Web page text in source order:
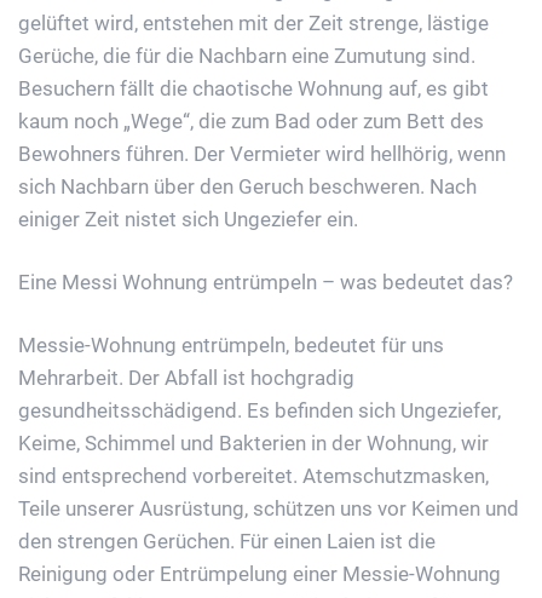
gelüftet wird, entstehen mit der Zeit strenge, lästige
Gerüche, die für die Nachbarn eine Zumutung sind.
Besuchern fällt die chaotische Wohnung auf, es gibt
kaum noch „Wege“, die zum Bad oder zum Bett des
Bewohners führen. Der Vermieter wird hellhörig, wenn
sich Nachbarn über den Geruch beschweren. Nach
einiger Zeit nistet sich Ungeziefer ein.
Eine Messi Wohnung entrümpeln – was bedeutet das?
Messie-Wohnung entrümpeln, bedeutet für uns
Mehrarbeit. Der Abfall ist hochgradig
gesundheitsschädigend. Es befinden sich Ungeziefer,
Keime, Schimmel und Bakterien in der Wohnung, wir
sind entsprechend vorbereitet. Atemschutzmasken,
Teile unserer Ausrüstung, schützen uns vor Keimen und
den strengen Gerüchen. Für einen Laien ist die
Reinigung oder Entrümpelung einer Messie-Wohnung